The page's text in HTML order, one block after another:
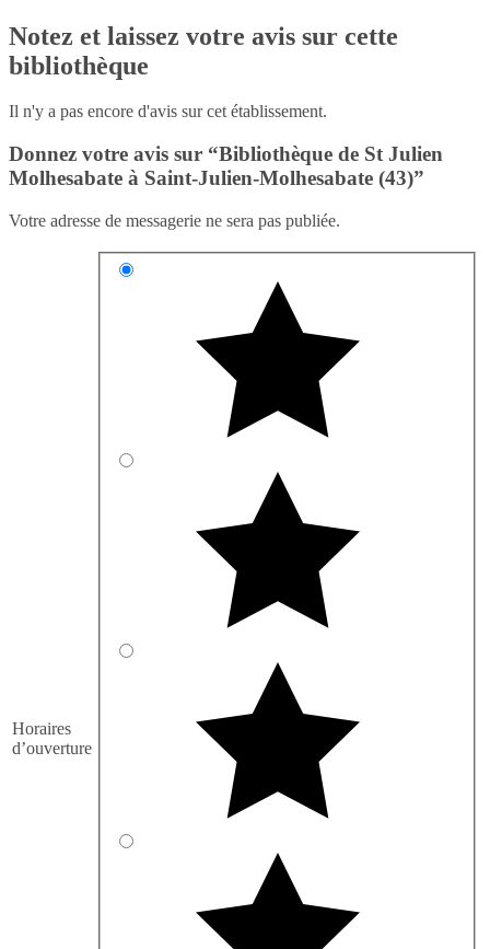
Notez et laissez votre avis sur cette
bibliothèque
Il n'y a pas encore d'avis sur cet établissement.
Donnez votre avis sur “Bibliothèque de St Julien
Molhesabate à Saint-Julien-Molhesabate (43)”
Votre adresse de messagerie ne sera pas publiée.
Horaires
d’ouverture